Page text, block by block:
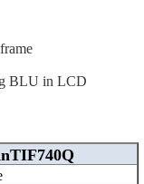
BLU in LCD
TIF740Q